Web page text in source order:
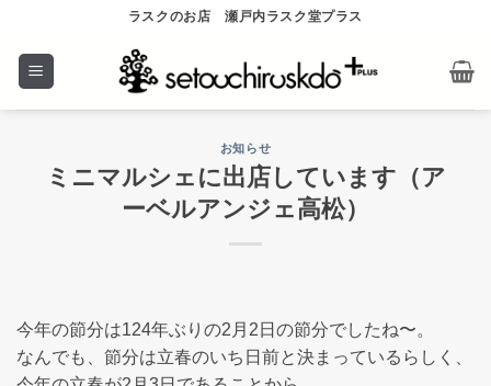
content
ラスクのお店 瀬戸内ラスク堂プラス
お知らせ
ミニマルシェに出店しています（ア
ーベルアンジェ高松）
今年の節分は124年ぶりの2月2日の節分でしたね〜。
なんでも、節分は立春のいち日前と決まっているらしく、